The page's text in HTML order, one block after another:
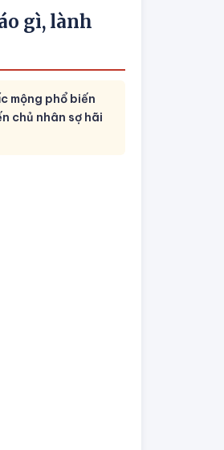
gì, lành
mộng phổ biến
chủ nhân sợ hãi